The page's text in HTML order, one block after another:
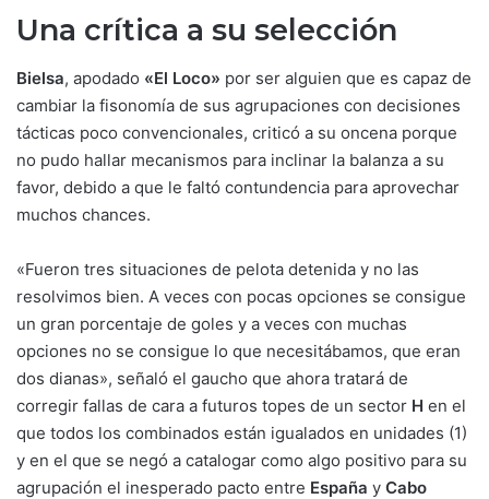
Una crítica a su selección
Bielsa, apodado «El Loco» por ser alguien que es capaz de
cambiar la fisonomía de sus agrupaciones con decisiones
tácticas poco convencionales, criticó a su oncena porque
no pudo hallar mecanismos para inclinar la balanza a su
favor, debido a que le faltó contundencia para aprovechar
muchos chances.
«Fueron tres situaciones de pelota detenida y no las
resolvimos bien. A veces con pocas opciones se consigue
un gran porcentaje de goles y a veces con muchas
opciones no se consigue lo que necesitábamos, que eran
dos dianas», señaló el gaucho que ahora tratará de
corregir fallas de cara a futuros topes de un sector H en el
que todos los combinados están igualados en unidades (1)
y en el que se negó a catalogar como algo positivo para su
agrupación el inesperado pacto entre España y Cabo